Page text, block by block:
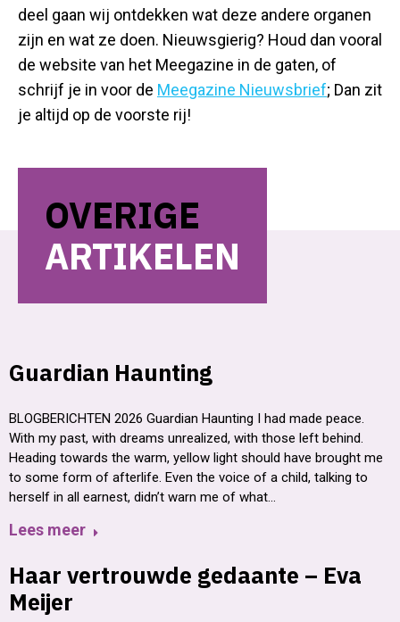
deel gaan wij ontdekken wat deze andere organen
zijn en wat ze doen. Nieuwsgierig? Houd dan vooral
de website van het Meegazine in de gaten, of
schrijf je in voor de Meegazine Nieuwsbrief; Dan zit
je altijd op de voorste rij!
OVERIGE
ARTIKELEN
Guardian Haunting
BLOGBERICHTEN 2026 Guardian Haunting I had made peace.
With my past, with dreams unrealized, with those left behind.
Heading towards the warm, yellow light should have brought me
to some form of afterlife. Even the voice of a child, talking to
herself in all earnest, didn’t warn me of what…
Lees meer
Haar vertrouwde gedaante – Eva
Meijer